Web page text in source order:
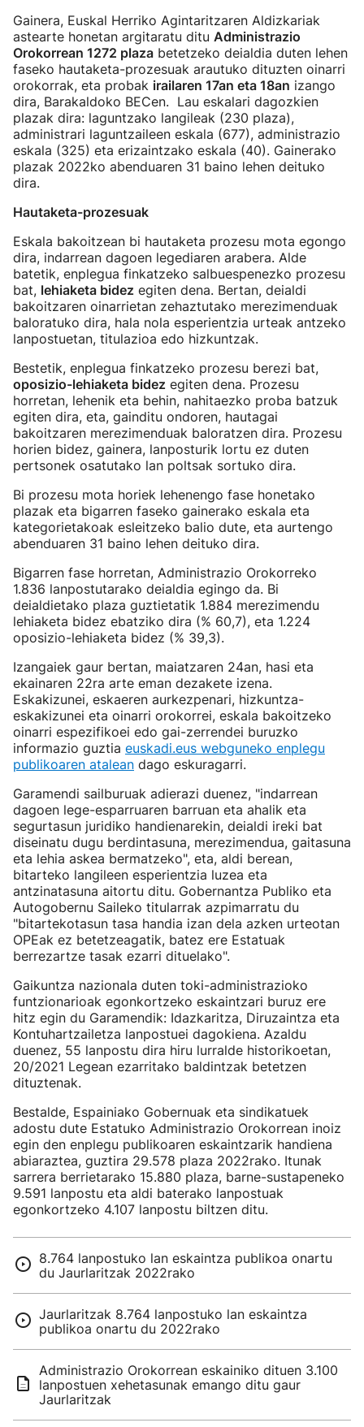
Gainera, Euskal Herriko Agintaritzaren Aldizkariak
astearte honetan argitaratu ditu Administrazio
Orokorrean 1272 plaza betetzeko deialdia duten lehen
faseko hautaketa-prozesuak arautuko dituzten oinarri
orokorrak, eta probak irailaren 17an eta 18an izango
dira, Barakaldoko BECen. Lau eskalari dagozkien
plazak dira: laguntzako langileak (230 plaza),
administrari laguntzaileen eskala (677), administrazio
eskala (325) eta erizaintzako eskala (40). Gainerako
plazak 2022ko abenduaren 31 baino lehen deituko
dira.
Hautaketa-prozesuak
Eskala bakoitzean bi hautaketa prozesu mota egongo
dira, indarrean dagoen legediaren arabera. Alde
batetik, enplegua finkatzeko salbuespenezko prozesu
bat, lehiaketa bidez egiten dena. Bertan, deialdi
bakoitzaren oinarrietan zehaztutako merezimenduak
baloratuko dira, hala nola esperientzia urteak antzeko
lanpostuetan, titulazioa edo hizkuntzak.
Bestetik, enplegua finkatzeko prozesu berezi bat,
oposizio-lehiaketa bidez egiten dena. Prozesu
horretan, lehenik eta behin, nahitaezko proba batzuk
egiten dira, eta, gainditu ondoren, hautagai
bakoitzaren merezimenduak baloratzen dira. Prozesu
horien bidez, gainera, lanposturik lortu ez duten
pertsonek osatutako lan poltsak sortuko dira.
Bi prozesu mota horiek lehenengo fase honetako
plazak eta bigarren faseko gainerako eskala eta
kategorietakoak esleitzeko balio dute, eta aurtengo
abenduaren 31 baino lehen deituko dira.
Bigarren fase horretan, Administrazio Orokorreko
1.836 lanpostutarako deialdia egingo da. Bi
deialdietako plaza guztietatik 1.884 merezimendu
lehiaketa bidez ebatziko dira (% 60,7), eta 1.224
oposizio-lehiaketa bidez (% 39,3).
Izangaiek gaur bertan, maiatzaren 24an, hasi eta
ekainaren 22ra arte eman dezakete izena.
Eskakizunei, eskaeren aurkezpenari, hizkuntza-
eskakizunei eta oinarri orokorrei, eskala bakoitzeko
oinarri espezifikoei edo gai-zerrendei buruzko
informazio guztia euskadi.eus webguneko enplegu
publikoaren atalean dago eskuragarri.
Garamendi sailburuak adierazi duenez, "indarrean
dagoen lege-esparruaren barruan eta ahalik eta
segurtasun juridiko handienarekin, deialdi ireki bat
diseinatu dugu berdintasuna, merezimendua, gaitasuna
eta lehia askea bermatzeko", eta, aldi berean,
bitarteko langileen esperientzia luzea eta
antzinatasuna aitortu ditu. Gobernantza Publiko eta
Autogobernu Saileko titularrak azpimarratu du
"bitartekotasun tasa handia izan dela azken urteotan
OPEak ez betetzeagatik, batez ere Estatuak
berrezartze tasak ezarri dituelako".
Gaikuntza nazionala duten toki-administrazioko
funtzionarioak egonkortzeko eskaintzari buruz ere
hitz egin du Garamendik: Idazkaritza, Diruzaintza eta
Kontuhartzailetza lanpostuei dagokiena. Azaldu
duenez, 55 lanpostu dira hiru lurralde historikoetan,
20/2021 Legean ezarritako baldintzak betetzen
dituztenak.
Bestalde, Espainiako Gobernuak eta sindikatuek
adostu dute Estatuko Administrazio Orokorrean inoiz
egin den enplegu publikoaren eskaintzarik handiena
abiaraztea, guztira 29.578 plaza 2022rako. Itunak
sarrera berrietarako 15.880 plaza, barne-sustapeneko
9.591 lanpostu eta aldi baterako lanpostuak
egonkortzeko 4.107 lanpostu biltzen ditu.
8.764 lanpostuko lan eskaintza publikoa onartu
du Jaurlaritzak 2022rako
Jaurlaritzak 8.764 lanpostuko lan eskaintza
publikoa onartu du 2022rako
Administrazio Orokorrean eskainiko dituen 3.100
lanpostuen xehetasunak emango ditu gaur
Jaurlaritzak